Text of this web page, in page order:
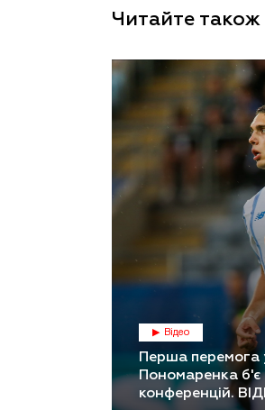
Читайте також
Відео
Перша перемога
Пономаренка б'є
конференцій.